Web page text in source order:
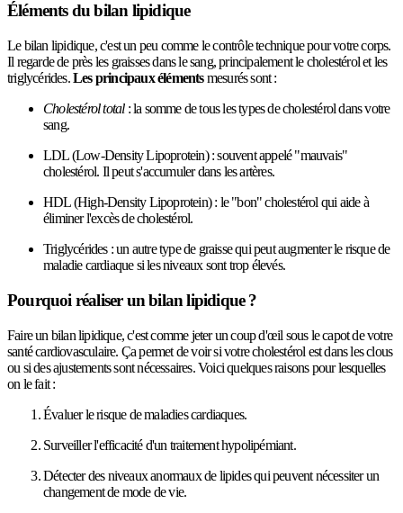
Éléments du bilan lipidique
Le bilan lipidique, c'est un peu comme le contrôle technique pour votre corps.
Il regarde de près les graisses dans le sang, principalement le cholestérol et les
triglycérides.Les principaux élémentsmesurés sont :
Cholestérol total: la somme de tous les types de cholestérol dans votre
sang.
LDL (Low-Density Lipoprotein) : souvent appelé "mauvais"
cholestérol. Il peut s'accumuler dans les artères.
HDL (High-Density Lipoprotein) : le "bon" cholestérol qui aide à
éliminer l'excès de cholestérol.
Triglycérides : un autre type de graisse qui peut augmenter le risque de
maladie cardiaque si les niveaux sont trop élevés.
Pourquoi réaliser un bilan lipidique ?
Faire un bilan lipidique, c'est comme jeter un coup d'œil sous le capot de votre
santé cardiovasculaire. Ça permet de voir si votre cholestérol est dans les clous
ou si des ajustements sont nécessaires. Voici quelques raisons pour lesquelles
on le fait :
Évaluer le risque de maladies cardiaques.
Surveiller l'efficacité d'un traitement hypolipémiant.
Détecter des niveaux anormaux de lipides qui peuvent nécessiter un
changement de mode de vie.